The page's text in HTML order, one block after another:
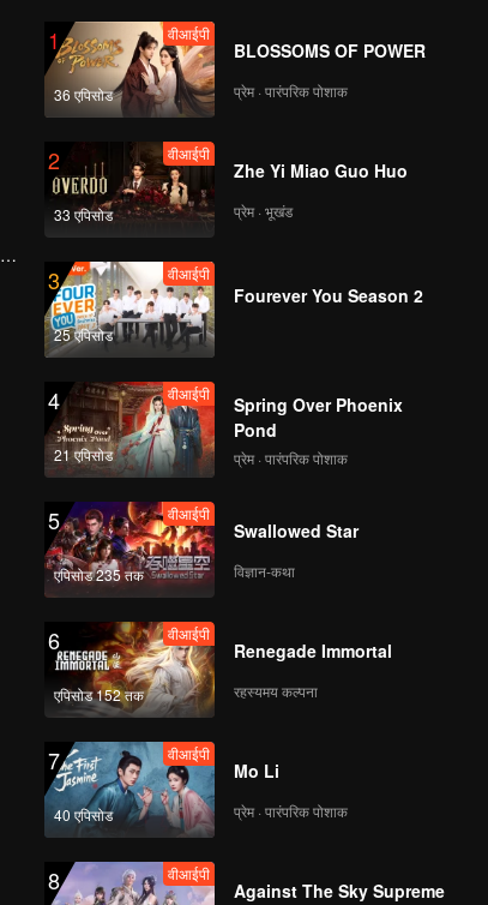
1
36 एपिसोड
वीआईपी
BLOSSOMS OF POWER
प्रेम · पारंपरिक पोशाक
2
33 एपिसोड
वीआईपी
Zhe Yi Miao Guo Huo
प्रेम · भूखंड
3
25 एपिसोड
वीआईपी
Fourever You Season 2
4
21 एपिसोड
वीआईपी
Spring Over Phoenix
Pond
प्रेम · पारंपरिक पोशाक
5
एपिसोड 235 तक
वीआईपी
Swallowed Star
विज्ञान-कथा
6
एपिसोड 152 तक
वीआईपी
Renegade Immortal
रहस्यमय कल्पना
7
40 एपिसोड
वीआईपी
Mo Li
प्रेम · पारंपरिक पोशाक
8 वीआईपी
Against The Sky Supreme